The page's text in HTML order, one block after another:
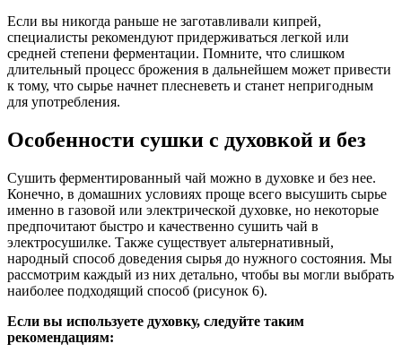
Если вы никогда раньше не заготавливали кипрей,
специалисты рекомендуют придерживаться легкой или
средней степени ферментации. Помните, что слишком
длительный процесс брожения в дальнейшем может привести
к тому, что сырье начнет плесневеть и станет непригодным
для употребления.
Особенности сушки с духовкой и без
Сушить ферментированный чай можно в духовке и без нее.
Конечно, в домашних условиях проще всего высушить сырье
именно в газовой или электрической духовке, но некоторые
предпочитают быстро и качественно сушить чай в
электросушилке. Также существует альтернативный,
народный способ доведения сырья до нужного состояния. Мы
рассмотрим каждый из них детально, чтобы вы могли выбрать
наиболее подходящий способ (рисунок 6).
Если вы используете духовку, следуйте таким
рекомендациям: